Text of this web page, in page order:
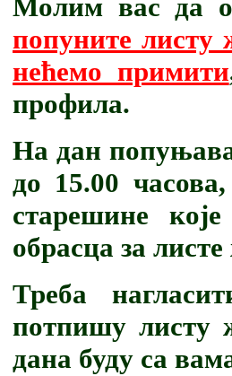
Молим вас да
попуните
нећемо примити
профила.
На дан
до 15.00
старешине
обрасца за
Треба
потпишу листу
дана буду са